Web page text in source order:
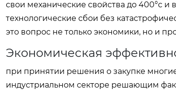
свои механические свойства до 400°c и
технологические сбои без
это вопрос не только экономики, но и
Экономическая
при принятии решения о закупке
индустриальном секторе решающим